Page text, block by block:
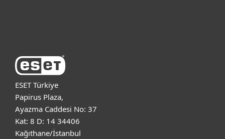
ESET Türkiye
Papirus Plaza,
Ayazma Caddesi No: 37
Kat: 8 D: 14 34406
Kağıthane/İstanbul